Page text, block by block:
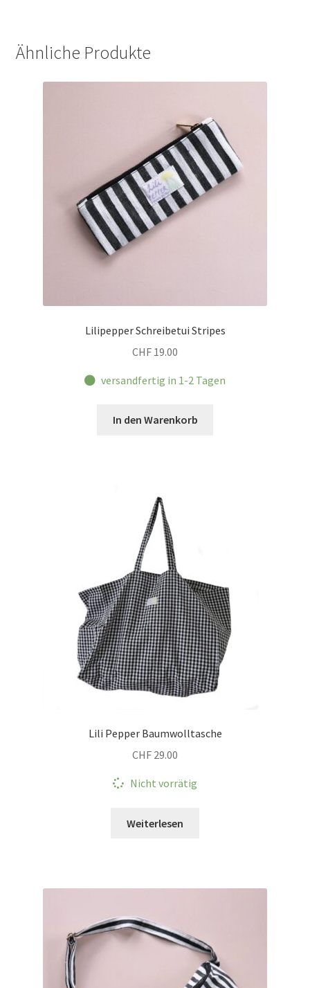
Ähnliche Produkte
Lilipepper Schreibetui Stripes
CHF 19.00
versandfertig in 1-2 Tagen
In den Warenkorb
Lili Pepper Baumwolltasche
CHF 29.00
Nicht vorrätig
Weiterlesen